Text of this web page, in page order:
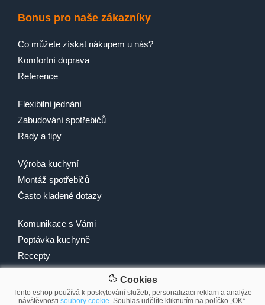
Cookies
Tento eshop používá k poskytování služeb, personalizaci reklam a analýze
návštěvnosti soubory cookie. Souhlas udělíte kliknutím na políčko „OK“.
Bonus pro naše zákazníky
Co můžete získat nákupem u nás?
Komfortní doprava
Reference
Flexibilní jednání
Zabudování spotřebičů
Rady a tipy
Výroba kuchyní
Montáž spotřebičů
Často kladené dotazy
Komunikace s Vámi
Poptávka kuchyně
Recepty
© 2007-2026 2Traders CZ s.r.o.